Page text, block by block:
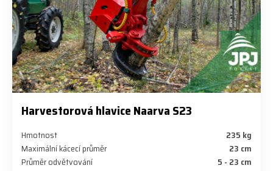
Harvestorová hlavice Naarva S23
Hmotnost
235 kg
Maximální kácecí průměr
23 cm
Průměr odvětvování
5 - 23 cm